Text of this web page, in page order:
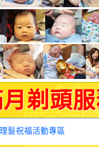
剃頭服
髮祝福活動專區